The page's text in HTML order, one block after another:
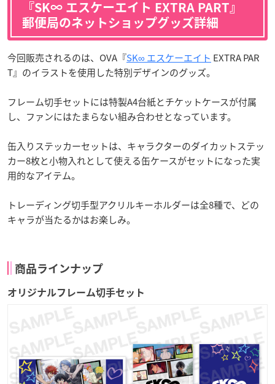
『SK∞ エスケーエイト EXTRA PART』
郵便局のネットショップグッズ詳細
今回販売されるのは、OVA『SK∞ エスケーエイト EXTRA PAR
T』のイラストを使用した特別デザインのグッズ。
フレーム切手セットには特製A4台紙とチケットケースが付属
し、ファンにはたまらない組み合わせとなっています。
缶入りステッカーセットは、キャラクターのダイカットステッ
カー8枚と小物入れとして使える缶ケースがセットになった実
用的なアイテム。
トレーディング切手型アクリルキーホルダーは全8種で、どの
キャラが当たるかはお楽しみ。
商品ラインナップ
オリジナルフレーム切手セット